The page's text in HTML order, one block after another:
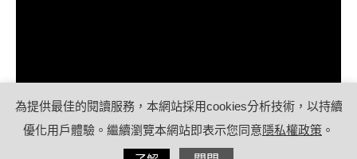
為提供最佳的閱讀服務，本網站採用cookies分析技術，以持續
優化用戶體驗。繼續瀏覽本網站即表示您同意隱私權政策 。